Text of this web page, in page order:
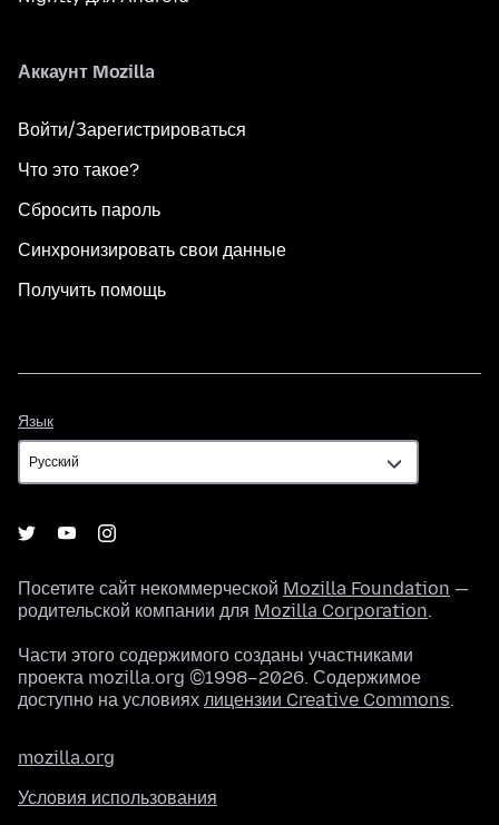
Аккаунт Mozilla
Войти/Зарегистрироваться
Что это такое?
Сбросить пароль
Синхронизировать свои данные
Получить помощь
Язык
Посетите сайт некоммерческой Mozilla Foundation —
родительской компании для Mozilla Corporation.
Части этого содержимого созданы участниками
проекта mozilla.org ©1998–2026. Содержимое
доступно на условиях лицензии Creative Commons.
mozilla.org
Условия использования